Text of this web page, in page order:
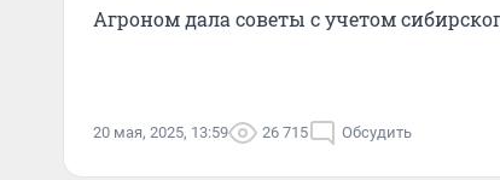
Агроном дала советы с учетом
20 мая, 2025, 13:59 26 715 Обсудить